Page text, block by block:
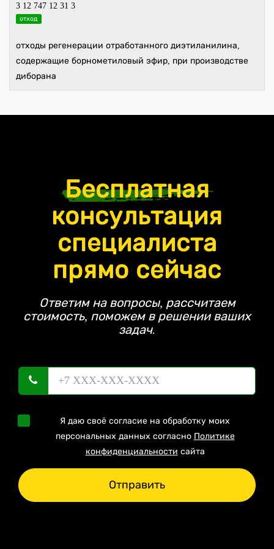
3 12 747 12 31 3
отход
отходы регенерации отработанного диэтиланилина,
содержащие борнометиловый эфир, при производстве
диборана
Бесплатная
консультация
специалиста
прямо сейчас
Ответим на вопросы, рассчитаем
стоимость, поможем в решении ваших
задач.
Я даю своё согласие на обработку моих
персональных данных согласно Политике
конфиденциальности сайта
Отправить